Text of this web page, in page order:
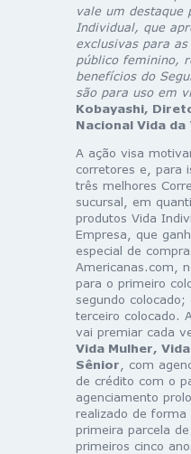
vale um destaque
Individual, que
exclusivas para as
público feminino,
benefícios do
são para uso em
Kobayashi,
Nacional Vida
A ação visa
corretores e, para
três melhores
sucursal, em
produtos Vida
Empresa, que
especial de
Americanas.com,
para o primeiro
segundo
terceiro colocado.
vai premiar cada
Vida Mulher,
Sênior , com
de crédito com o
agenciamento
realizado de
primeira parcela
primeiros cinco